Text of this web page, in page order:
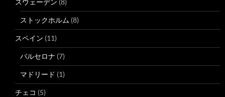
ストックホルム (8)
スペイン (11)
バルセロナ (7)
マドリード (1)
チェコ (5)